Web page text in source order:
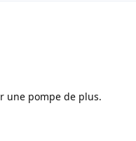
une pompe de plus.